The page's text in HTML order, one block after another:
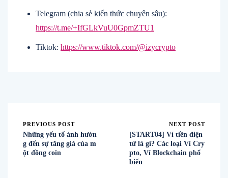
Telegram (chia sẻ kiến thức chuyên sâu):
https://t.me/+IfGLkVuU0GpmZTU1
Tiktok: https://www.tiktok.com/@izycrypto
PREVIOUS POST
Những yếu tố ảnh hưởn
g đến sự tăng giá của m
ột đồng coin
NEXT POST
[START04] Ví tiền điện
tử là gì? Các loại Ví Cry
pto, Ví Blockchain phổ
biến